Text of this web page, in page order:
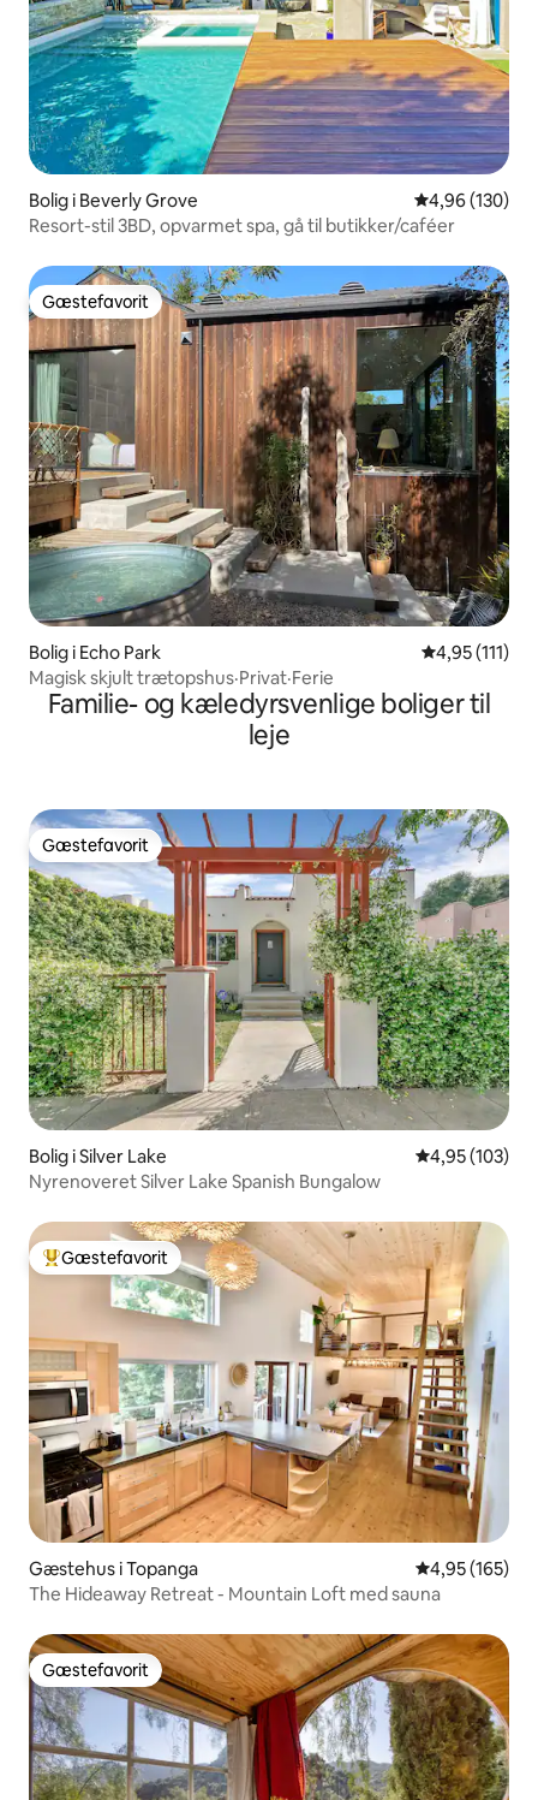
Bolig i Beverly Grove 4,96 ud af 5 i
4,96 (130)
Resort-stil 3BD, opvarmet spa, gå til butikker/caféer
Gæstefavorit
Gæstefavorit
Bolig i Echo Park 4,95 ud af 5 i
4,95 (111)
Magisk skjult trætopshus·Privat·Ferie
Familie- og kæledyrsvenlige boliger til
leje
Gæstefavorit
Gæstefavorit
Bolig i Silver Lake 4,95 ud af 5 i
4,95 (103)
Nyrenoveret Silver Lake Spanish Bungalow
Bedste gæstefavorit
Gæstefavorit
Gæstehus i Topanga 4,95 ud af 5 i
4,95 (165)
The Hideaway Retreat - Mountain Loft med sauna
Gæstefavorit
Gæstefavorit